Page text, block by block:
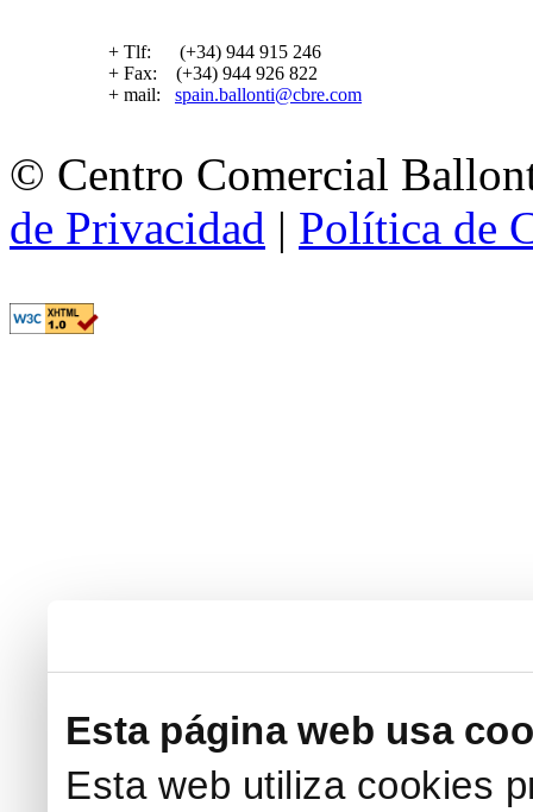
Esta página web usa
Esta web utiliza cookies
+ Tlf: (+34) 944 915 246
+ Fax: (+34) 944 926 822
+ mail: spain.ballonti@cbre.com
© Centro Comercial
de Privacidad | Política de